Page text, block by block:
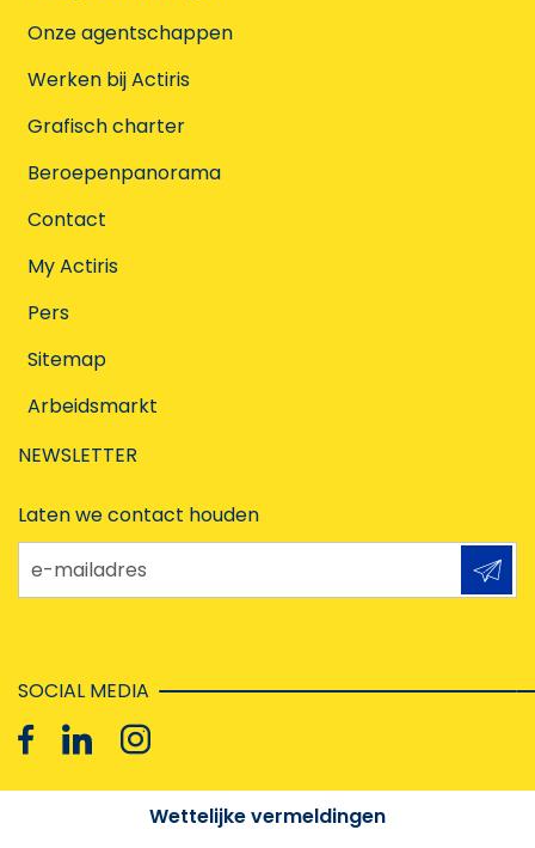
Onze agentschappen
Werken bij Actiris
Grafisch charter
Beroepenpanorama
Contact
My Actiris
Pers
Sitemap
Arbeidsmarkt
NEWSLETTER
Laten we contact houden
e-mailadres
SOCIAL MEDIA
Wettelijke vermeldingen